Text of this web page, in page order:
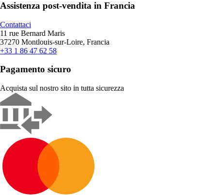
Assistenza post-vendita in Francia
Contattaci
11 rue Bernard Maris
37270 Montlouis-sur-Loire, Francia
+33 1 86 47 62 58
Pagamento sicuro
Acquista sul nostro sito in tutta sicurezza